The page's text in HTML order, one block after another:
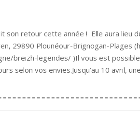
son retour cette année ! Elle aura lieu
29890 Plounéour-Brignogan-Plages
breizh-legendes/ )Il vous est
selon vos envies.Jusqu’au 10 avril,